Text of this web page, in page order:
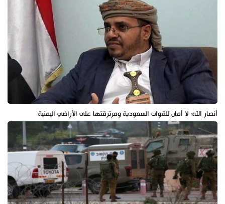
أنصار الله: لا أمان للقوات السعودية ومرتزقتها على الأراضي اليمنية